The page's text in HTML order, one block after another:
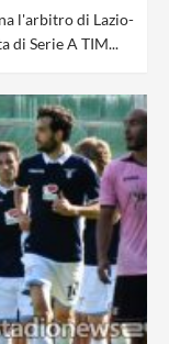
l'arbitro di Lazio-
di Serie A TIM...